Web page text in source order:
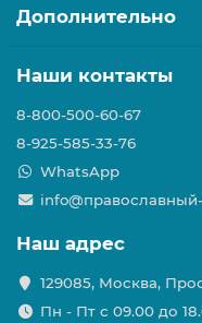
Дополнительно
Наши контакты
8-800-500-60-67
8-925-585-33-76
WhatsApp
Наш адрес
129085, Москва,
Пн - Пт с 09.00 до